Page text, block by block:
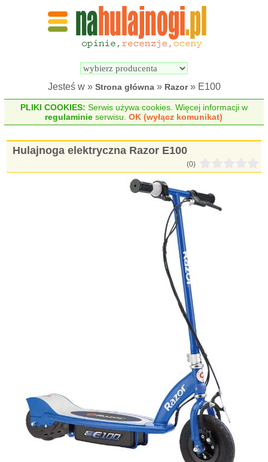
Wyszukiwarka
elektrycznych
Jesteś w » Strona główna» Razor» E100
PLIKI COOKIES: Serwis używa cookies. Więcej informacji w
regulaminie serwisu.OK (wyłącz komunikat)
Hulajnoga elektryczna Razor E100
(0)